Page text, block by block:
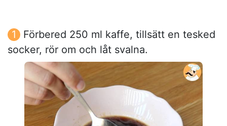
Förbered 250 ml kaffe, tillsätt en tesked
socker, rör om och låt svalna.